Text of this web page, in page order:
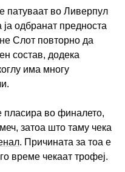
патуваат во Ливерпул
ја одбранат предноста
Слот повторно да
состав, додека
има многу
пласира во финалето,
затоа што таму чека
. Причината за тоа е
време чекаат трофеј.